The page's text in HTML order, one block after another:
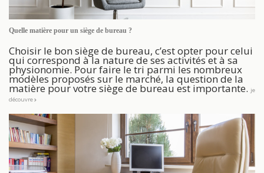
Quelle matière pour un siège de bureau ?
Choisir le bon siège de bureau, c’est opter pour celui
qui correspond à la nature de ses activités et à sa
physionomie. Pour faire le tri parmi les nombreux
modèles proposés sur le marché, la question de la
matière pour votre siège de bureau est importante. je
découvre